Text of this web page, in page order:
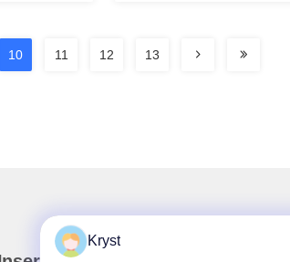
10 11 12 13
Kryst